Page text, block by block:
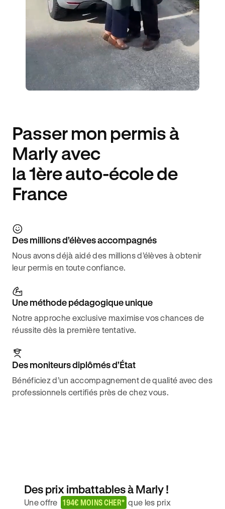
Passer mon permis à
Marly avec
la 1ère auto-école de
France
Des millions d’élèves accompagnés
Nous avons déjà aidé des millions d’élèves à obtenir
leur permis en toute confiance.
Une méthode pédagogique unique
Notre approche exclusive maximise vos chances de
réussite dès la première tentative.
Des moniteurs diplômés d’État
Bénéficiez d’un accompagnement de qualité avec des
professionnels certifiés près de chez vous.
Des prix imbattables à Marly !
Une offre 194€ MOINS CHER* que les prix